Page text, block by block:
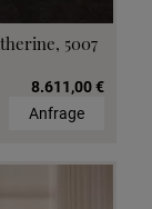
5007
8.611,00 €
Anfrage